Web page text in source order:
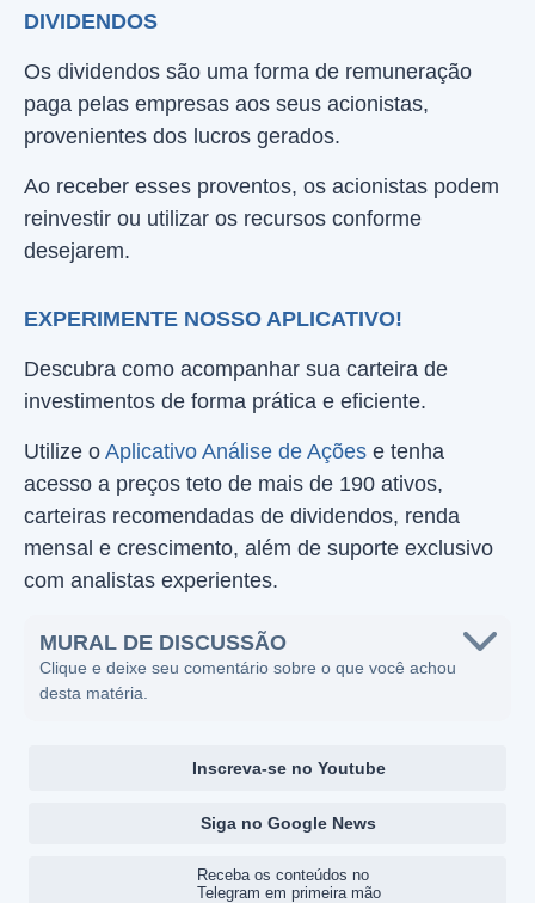
DIVIDENDOS
Os dividendos são uma forma de remuneração
paga pelas empresas aos seus acionistas,
provenientes dos lucros gerados.
Ao receber esses proventos, os acionistas podem
reinvestir ou utilizar os recursos conforme
desejarem.
EXPERIMENTE NOSSO APLICATIVO!
Descubra como acompanhar sua carteira de
investimentos de forma prática e eficiente.
Utilize o Aplicativo Análise de Ações e tenha
acesso a preços teto de mais de 190 ativos,
carteiras recomendadas de dividendos, renda
mensal e crescimento, além de suporte exclusivo
com analistas experientes.
MURAL DE DISCUSSÃO
Clique e deixe seu comentário sobre o que você achou
desta matéria.
Inscreva-se no Youtube
Siga no Google News
Receba os conteúdos no
Telegram em primeira mão